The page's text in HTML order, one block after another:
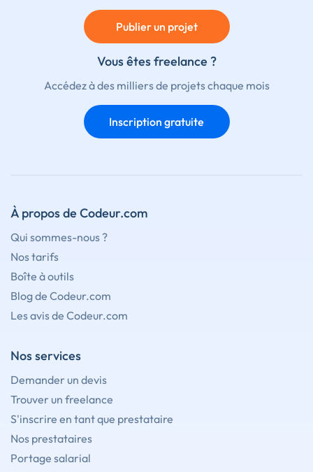
Publier un projet
Vous êtes freelance ?
Accédez à des milliers de projets chaque mois
Inscription gratuite
À propos de Codeur.com
Qui sommes-nous ?
Nos tarifs
Boîte à outils
Blog de Codeur.com
Les avis de Codeur.com
Nos services
Demander un devis
Trouver un freelance
S'inscrire en tant que prestataire
Nos prestataires
Portage salarial